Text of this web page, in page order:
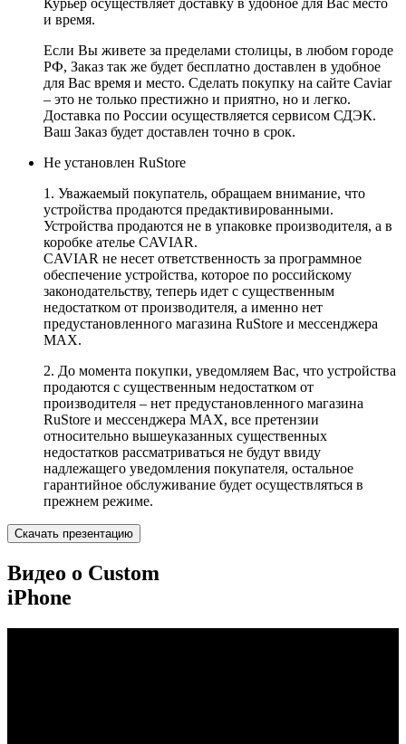
Курьер осуществляет доставку в удобное для Вас место
и время.
Если Вы живете за пределами столицы, в любом городе
РФ, Заказ так же будет бесплатно доставлен в удобное
для Вас время и место. Сделать покупку на сайте Caviar
– это не только престижно и приятно, но и легко.
Доставка по России осуществляется сервисом СДЭК.
Ваш Заказ будет доставлен точно в срок.
Не установлен RuStore
1. Уважаемый покупатель, обращаем внимание, что
устройства продаются предактивированными.
Устройства продаются не в упаковке производителя, а в
коробке ателье CAVIAR.
CAVIAR не несет ответственность за программное
обеспечение устройства, которое по российскому
законодательству, теперь идет с существенным
недостатком от производителя, а именно нет
предустановленного магазина RuStore и мессенджера
MAX.
2. До момента покупки, уведомляем Вас, что устройства
продаются с существенным недостатком от
производителя – нет предустановленного магазина
RuStore и мессенджера MAX, все претензии
относительно вышеуказанных существенных
недостатков рассматриваться не будут ввиду
надлежащего уведомления покупателя, остальное
гарантийное обслуживание будет осуществляться в
прежнем режиме.
Скачать презентацию
Видео о Custom
iPhone